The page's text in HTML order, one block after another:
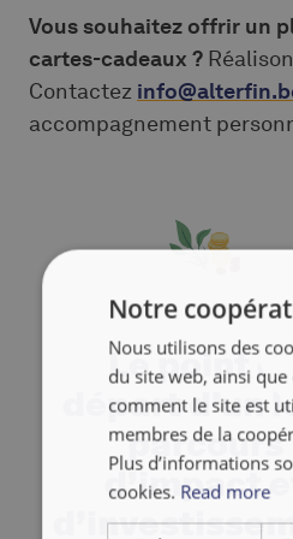
Vous souhaitez offrir un
cartes-cadeaux ?
Contactez
accompagnement
Le point
départ d’un
parcours
d’impact
Notre
Nous utilisons des
du site web, ainsi
comment le site est
membres de la
Plus d’informations
cookies. Read more